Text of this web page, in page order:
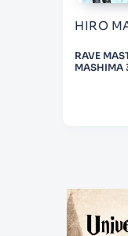
HIRO
RAVE
MASHIMA